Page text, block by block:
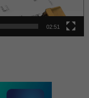
02:51